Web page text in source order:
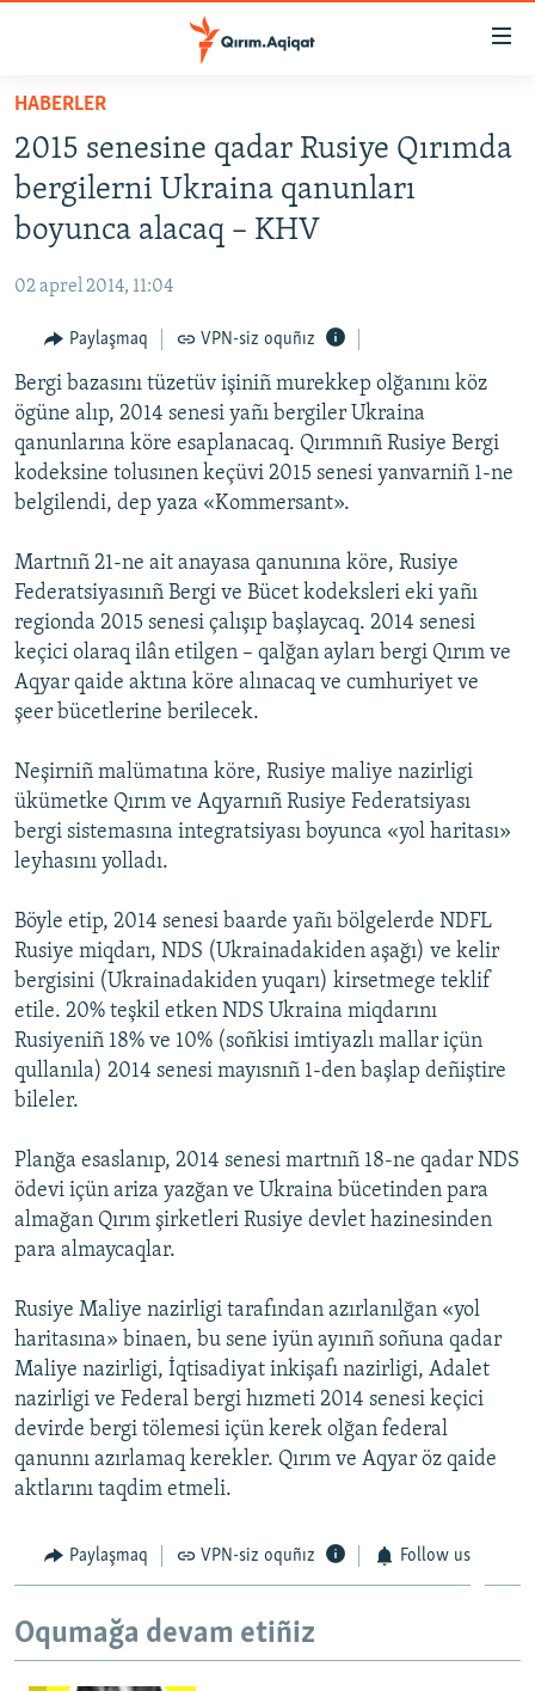
Esas
qaytmaq
Baş
navigatsiyağa
qaytmaq
Qıdıruvğa
qaytmaq
SİYASET
İQTİSADİYAT
MEDENİYET
İNSAN AQLARI
VİDEO
SÜRET
BLOGLAR
FİKİR
Русский
Українською
QOŞULIÑIZ!
RFE/RS bütün saytları
HABERLER
2015 senesine qadar Rusiye Qırımda
bergilerni Ukraina qanunları
boyunca alacaq – KHV
02 aprel 2014, 11:04
Paylaşmaq VPN-siz oquñız
Bergi bazasını tüzetüv işiniñ murekkep olğanını köz
ögüne alıp, 2014 senesi yañı bergiler Ukraina
qanunlarına köre esaplanacaq. Qırımnıñ Rusiye Bergi
kodeksine tolusınen keçüvi 2015 senesi yanvarniñ 1-ne
belgilendi, dep yaza «Kommersant».
Martnıñ 21-ne ait anayasa qanunına köre, Rusiye
Federatsiyasınıñ Bergi ve Bücet kodeksleri eki yañı
regionda 2015 senesi çalışıp başlaycaq. 2014 senesi
keçici olaraq ilân etilgen – qalğan ayları bergi Qırım ve
Aqyar qaide aktına köre alınacaq ve cumhuriyet ve
şeer bücetlerine berilecek.
Neşirniñ malümatına köre, Rusiye maliye nazirligi
ükümetke Qırım ve Aqyarnıñ Rusiye Federatsiyası
bergi sistemasına integratsiyası boyunca «yol haritası»
leyhasını yolladı.
Böyle etip, 2014 senesi baarde yañı bölgelerde NDFL
Rusiye miqdarı, NDS (Ukrainadakiden aşağı) ve kelir
bergisini (Ukrainadakiden yuqarı) kirsetmege teklif
etile. 20% teşkil etken NDS Ukraina miqdarını
Rusiyeniñ 18% ve 10% (soñkisi imtiyazlı mallar içün
qullanıla) 2014 senesi mayısnıñ 1-den başlap deñiştire
bileler.
Planğa esaslanıp, 2014 senesi martnıñ 18-ne qadar NDS
ödevi içün ariza yazğan ve Ukraina bücetinden para
almağan Qırım şirketleri Rusiye devlet hazinesinden
para almaycaqlar.
Rusiye Maliye nazirligi tarafından azırlanılğan «yol
haritasına» binaen, bu sene iyün ayınıñ soñuna qadar
Maliye nazirligi, İqtisadiyat inkişafı nazirligi, Adalet
nazirligi ve Federal bergi hızmeti 2014 senesi keçici
devirde bergi tölemesi içün kerek olğan federal
qanunnı azırlamaq kerekler. Qırım ve Aqyar öz qaide
aktlarını taqdim etmeli.
Paylaşmaq VPN-siz oquñız Follow us
Oqumağa devam etiñiz